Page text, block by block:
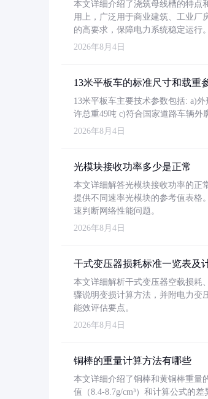
本文详细介绍了浇筑母线槽的特点
用上，广泛用于商业建筑、工业厂
的高要求，保障电力系统稳定运行。
2026年8月4日
13米平板车的标准尺寸和载重
13米平板车主要技术参数包括: a)
许总重49吨 c)符合国家道路车辆外
2026年8月4日
光模块接收功率多少是正常
本文详细解答光模块接收功率的正
提供不同速率光模块的参考值表格
速判断网络性能问题。
2026年8月4日
干式变压器损耗标准一览表及
本文详细解析干式变压器空载损耗
骤说明变损计算方法，并附电力变
能效评估要点。
2026年8月4日
铜棒的重量计算方法有哪些
本文详细介绍了铜棒和黄铜棒重量
值（8.4-8.7g/cm³）和计算公式的